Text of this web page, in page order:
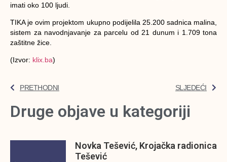
imati oko 100 ljudi.
TIKA je ovim projektom ukupno podijelila 25.200 sadnica malina,
sistem za navodnjavanje za parcelu od 21 dunum i 1.709 tona
zaštitne žice.
(Izvor: klix.ba)
PRETHODNI SLJEDEĆI
Druge objave u kategoriji
Novka Tešević, Krojačka radionica
Tešević